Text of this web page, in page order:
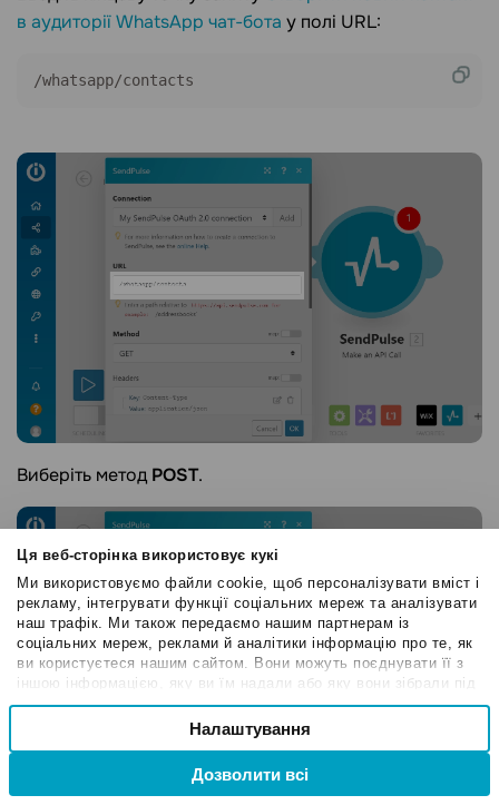
Ця веб-сторінка використовує кукі
Ми використовуємо файли cookie, щоб персоналізувати вміст і
рекламу, інтегрувати функції соціальних мереж та аналізувати
наш трафік. Ми також передаємо нашим партнерам із
соціальних мереж, реклами й аналітики інформацію про те, як
ви користуєтеся нашим сайтом. Вони можуть поєднувати її з
іншою інформацією, яку ви їм надали або яку вони зібрали під
час вашого користування їхніми службами.
Вибір
Привілейовані
Налаштування
Дозволити всі
в аудиторії WhatsApp чат-бота у полі URL:
Виберіть метод POST.